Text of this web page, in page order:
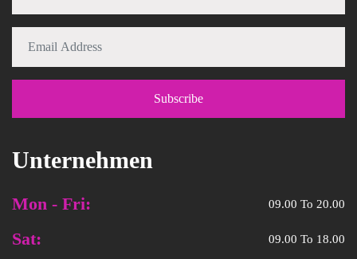
Unternehmen
Mon - Fri: 09.00 To 20.00
Sat: 09.00 To 18.00